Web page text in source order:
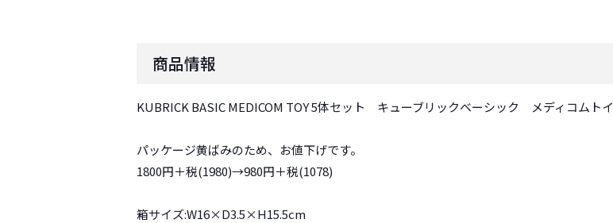
商品情報
KUBRICK BASIC MEDICOM TOY 5体セット キューブリックベーシック メディコムトイ
パッケージ黄ばみのため、お値下げです。
1800円＋税(1980)→980円＋税(1078)
箱サイズ:W16×D3.5×H15.5cm